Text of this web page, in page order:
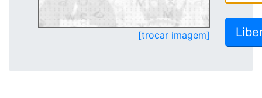
[trocar imagem]